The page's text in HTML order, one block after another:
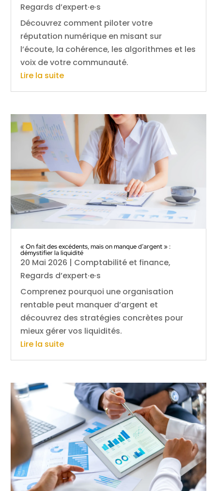
Regards d’expert·e·s
Découvrez comment piloter votre
réputation numérique en misant sur
l’écoute, la cohérence, les algorithmes et les
voix de votre communauté.
Lire la suite
« On fait des excédents, mais on manque d’argent » :
démystifier la liquidité
20 Mai 2026 | Comptabilité et finance,
Regards d’expert·e·s
Comprenez pourquoi une organisation
rentable peut manquer d’argent et
découvrez des stratégies concrètes pour
mieux gérer vos liquidités.
Lire la suite